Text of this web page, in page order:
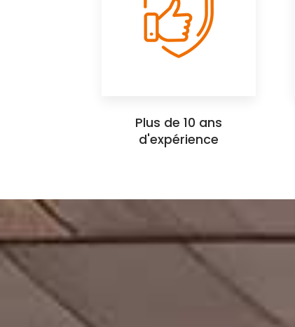
Plus de 10 ans
d'expérience